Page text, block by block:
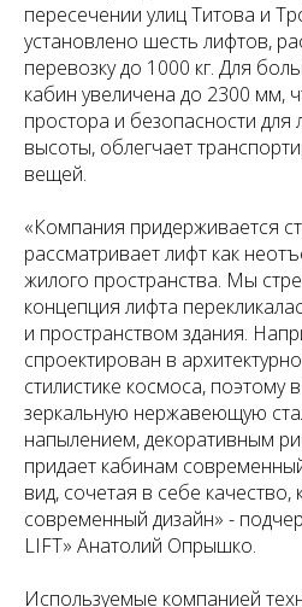
пересечении улиц Титова и
установлено шесть лифтов,
перевозку до 1000 кг. Для
кабин увеличена до 2300 мм,
простора и безопасности
высоты, облегчает
вещей.
«Компания придерживается
рассматривает лифт как
жилого пространства. Мы
концепция лифта
и пространством здания.
спроектирован в
стилистике космоса, поэтому
зеркальную нержавеющую
напылением, декоративным
придает кабинам
вид, сочетая в себе качество,
современный дизайн» -
LIFT» Анатолий Опрышко.
Используемые компанией